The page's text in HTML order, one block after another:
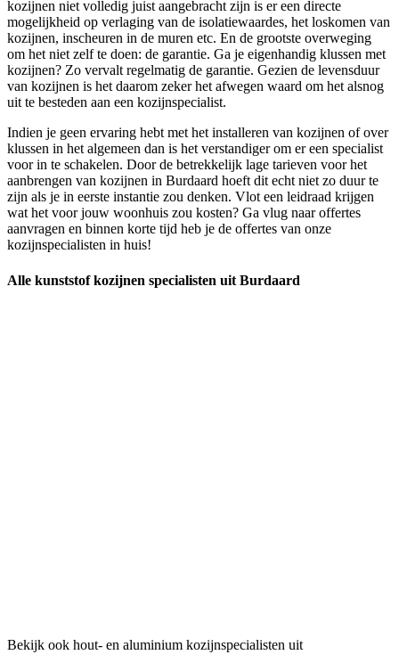
kozijnen niet volledig juist aangebracht zijn is er een directe
mogelijkheid op verlaging van de isolatiewaardes, het loskomen van
kozijnen, inscheuren in de muren etc. En de grootste overweging
om het niet zelf te doen: de garantie. Ga je eigenhandig klussen met
kozijnen? Zo vervalt regelmatig de garantie. Gezien de levensduur
van kozijnen is het daarom zeker het afwegen waard om het alsnog
uit te besteden aan een kozijnspecialist.
Indien je geen ervaring hebt met het installeren van kozijnen of over
klussen in het algemeen dan is het verstandiger om er een specialist
voor in te schakelen. Door de betrekkelijk lage tarieven voor het
aanbrengen van kozijnen in Burdaard hoeft dit echt niet zo duur te
zijn als je in eerste instantie zou denken. Vlot een leidraad krijgen
wat het voor jouw woonhuis zou kosten? Ga vlug naar offertes
aanvragen en binnen korte tijd heb je de offertes van onze
kozijnspecialisten in huis!
Alle kunststof kozijnen specialisten uit Burdaard
Bekijk ook hout- en aluminium kozijnspecialisten uit